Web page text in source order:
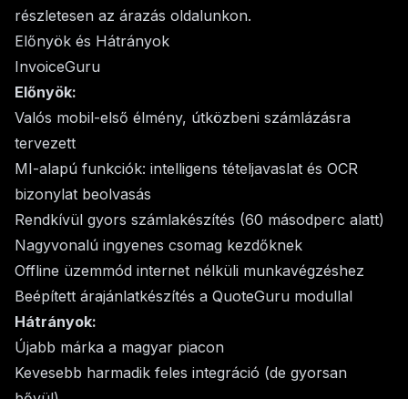
részletesen az árazás oldalunkon.
Előnyök és Hátrányok
InvoiceGuru
Előnyök:
Valós mobil-első élmény, útközbeni számlázásra
tervezett
MI-alapú funkciók: intelligens tételjavaslat és OCR
bizonylat beolvasás
Rendkívül gyors számlakészítés (60 másodperc alatt)
Nagyvonalú ingyenes csomag kezdőknek
Offline üzemmód internet nélküli munkavégzéshez
Beépített árajánlatkészítés a QuoteGuru modullal
Hátrányok:
Újabb márka a magyar piacon
Kevesebb harmadik feles integráció (de gyorsan